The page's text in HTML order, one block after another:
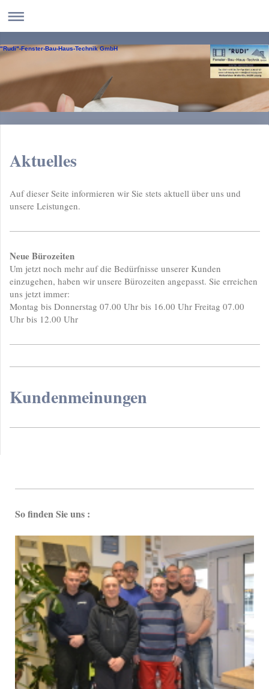
"Rudi"-Fenster-Bau-Haus-Technik GmbH
Aktuelles
Auf dieser Seite informieren wir Sie stets aktuell über uns und
unsere Leistungen.
Neue Bürozeiten
Um jetzt noch mehr auf die Bedürfnisse unserer Kunden
einzugehen, haben wir unsere Bürozeiten angepasst. Sie erreichen
uns jetzt immer:
Montag bis Donnerstag 07.00 Uhr bis 16.00 Uhr Freitag 07.00
Uhr bis 12.00 Uhr
Kundenmeinungen
So finden Sie uns :